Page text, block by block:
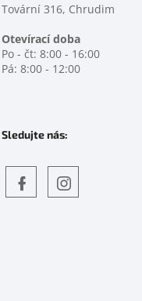
Tovární 316, Chrudim
Otevírací doba
Po - čt: 8:00 - 16:00
Pá: 8:00 - 12:00
Sledujte nás: